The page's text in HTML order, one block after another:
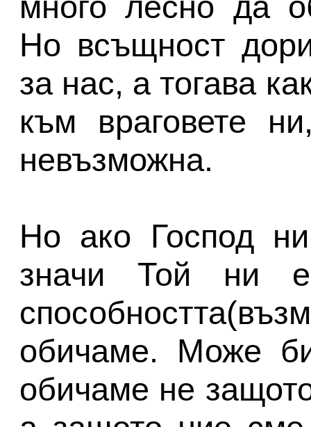
Но всъщност
за нас, а тогава
към враговете
невъзможна.
Но ако Господ
значи Той ни
обичаме. Може
обичаме не